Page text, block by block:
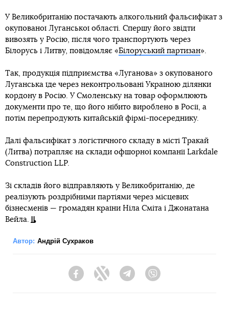
У Великобританію постачають алкогольний фальсифікат з
окупованої Луганської області. Спершу його звідти
вивозять у Росію, після чого транспортують через
Білорусь і Литву, повідомляє «Білоруський партизан».
Так, продукція підприємства «Луганова» з окупованого
Луганська їде через неконтрольовані Україною ділянки
кордону в Росію. У Смоленську на товар оформлюють
документи про те, що його нібито вироблено в Росії, а
потім перепродують китайській фірмі-посереднику.
Далі фальсифікат з логістичного складу в місті Тракай
(Литва) потрапляє на склади офшорної компанії Larkdale
Construction LLP.
Зі складів його відправляють у Великобританію, де
реалізують роздрібними партіями через місцевих
бізнесменів — громадян країни Ніла Сміта і Джонатана
Вейла.
Автор: Андрій Сухраков
FacebookTwitter Telegram